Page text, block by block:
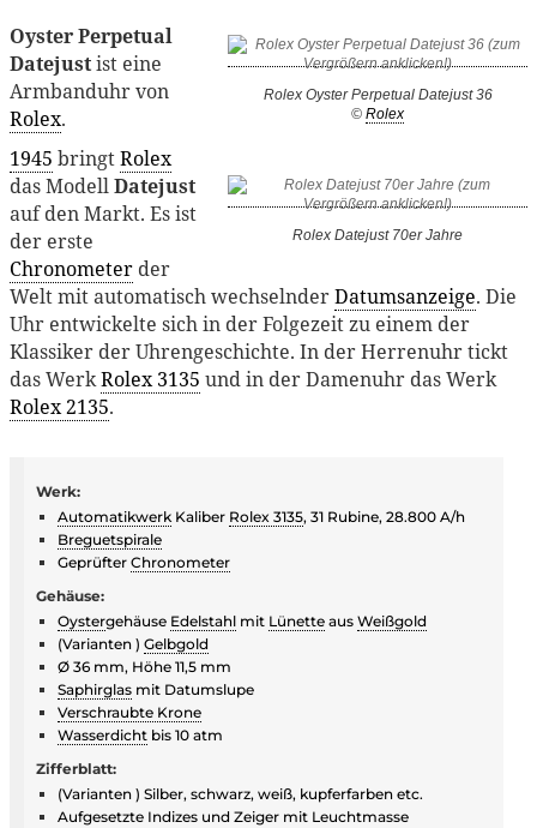
Rolex Oyster Perpetual Datejust 36
© Rolex
Rolex Datejust 70er Jahre
Oyster Perpetual
Datejustist eine
Armbanduhr von
Rolex.
1945 bringtRolex
das ModellDatejust
auf den Markt. Es ist
der erste
Chronometer der
Welt mit automatisch wechselnderDatumsanzeige. Die
Uhr entwickelte sich in der Folgezeit zu einem der
Klassiker der Uhrengeschichte. In der Herrenuhr tickt
das WerkRolex 3135 und in der Damenuhr das Werk
Rolex 2135.
Werk:
Automatikwerk Kaliber Rolex 3135, 31 Rubine, 28.800 A/h
Breguetspirale
Geprüfter Chronometer
Gehäuse:
Oystergehäuse Edelstahl mit Lünette aus Weißgold
(Varianten ) Gelbgold
Ø 36 mm, Höhe 11,5 mm
Saphirglas mit Datumslupe
Verschraubte Krone
Wasserdicht bis 10 atm
Zifferblatt:
(Varianten ) Silber, schwarz, weiß, kupferfarben etc.
Aufgesetzte Indizes und Zeiger mit Leuchtmasse